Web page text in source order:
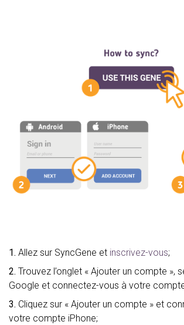
1. Allez sur SyncGene et inscrivez-vous;
2. Trouvez l’onglet « Ajouter un compte »,
Google et connectez-vous à votre
3. Cliquez sur « Ajouter un compte » et
votre compte iPhone;